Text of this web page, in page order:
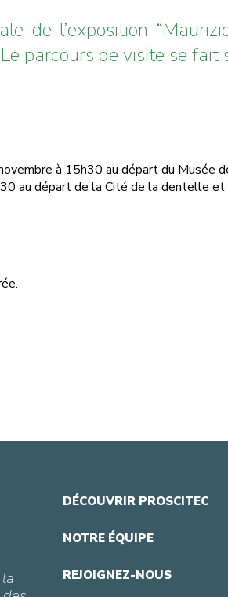
de l’exposition
parcours de visite se
à 15h30 au départ du Musée
au départ de la Cité de la dentelle
DÉCOUVRIR PROSCITEC
NOTRE ÉQUIPE
REJOIGNEZ-NOUS